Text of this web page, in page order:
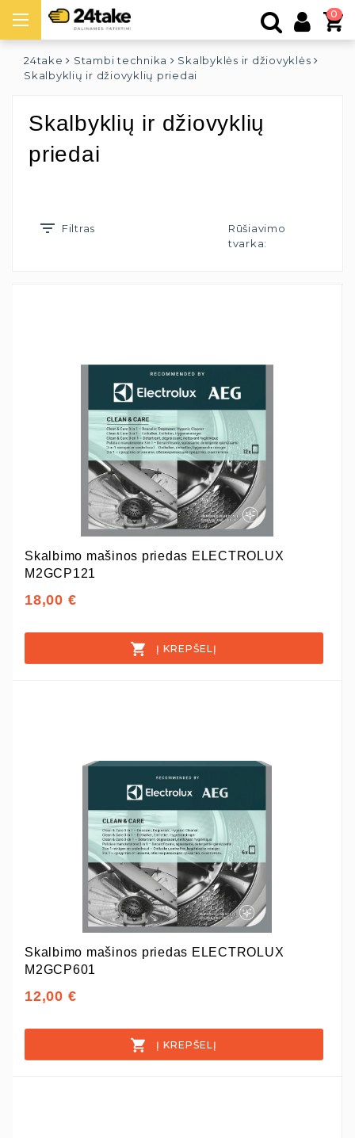
0
24take Stambi technika
Skalbyklės ir džiovyklės
Skalbyklių ir džiovyklių priedai
Skalbyklių ir džiovyklių
priedai
Filtras
Rūšiavimo
tvarka:
Skalbimo mašinos priedas ELECTROLUX
M2GCP121
18,00 €
Į KREPŠELĮ
Skalbimo mašinos priedas ELECTROLUX
M2GCP601
12,00 €
Į KREPŠELĮ